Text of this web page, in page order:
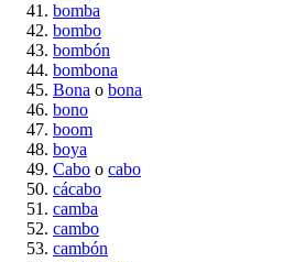
bomba
bombo
bombón
bombona
Bona o bona
bono
boom
boya
Cabo o cabo
cácabo
camba
cambo
cambón